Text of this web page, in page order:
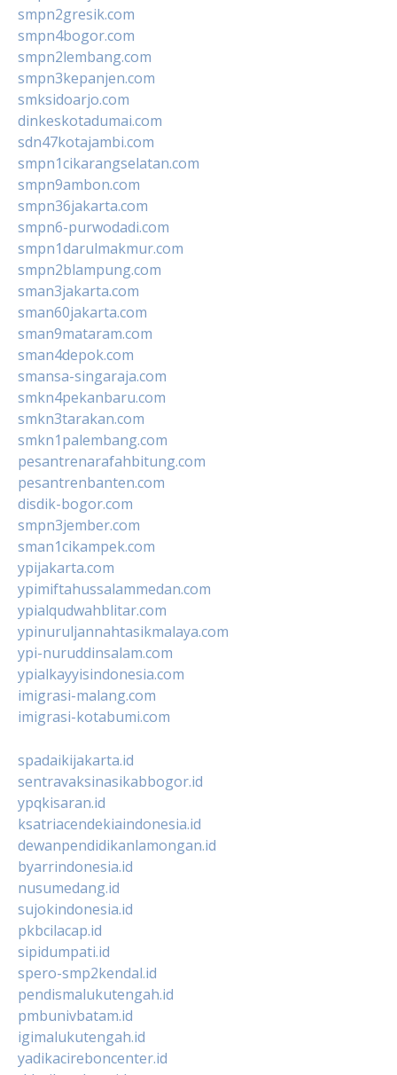
smpn2gresik.com
smpn4bogor.com
smpn2lembang.com
smpn3kepanjen.com
smksidoarjo.com
dinkeskotadumai.com
sdn47kotajambi.com
smpn1cikarangselatan.com
smpn9ambon.com
smpn36jakarta.com
smpn6-purwodadi.com
smpn1darulmakmur.com
smpn2blampung.com
sman3jakarta.com
sman60jakarta.com
sman9mataram.com
sman4depok.com
smansa-singaraja.com
smkn4pekanbaru.com
smkn3tarakan.com
smkn1palembang.com
pesantrenarafahbitung.com
pesantrenbanten.com
disdik-bogor.com
smpn3jember.com
sman1cikampek.com
ypijakarta.com
ypimiftahussalammedan.com
ypialqudwahblitar.com
ypinuruljannahtasikmalaya.com
ypi-nuruddinsalam.com
ypialkayyisindonesia.com
imigrasi-malang.com
imigrasi-kotabumi.com
spadaikijakarta.id
sentravaksinasikabbogor.id
ypqkisaran.id
ksatriacendekiaindonesia.id
dewanpendidikanlamongan.id
byarrindonesia.id
nusumedang.id
sujokindonesia.id
pkbcilacap.id
sipidumpati.id
spero-smp2kendal.id
pendismalukutengah.id
pmbunivbatam.id
igimalukutengah.id
yadikacireboncenter.id